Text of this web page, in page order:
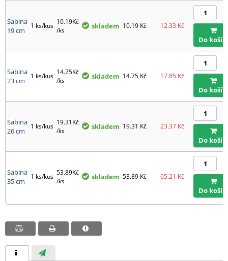
Sabina
19 cm
1 ks/kus 10.19Kč
/ks skladem 10.19 Kč 12.33 Kč
Do
Sabina
23 cm
1 ks/kus 14.75Kč
/ks skladem 14.75 Kč 17.85 Kč
Do
Sabina
26 cm
1 ks/kus 19.31Kč
/ks skladem 19.31 Kč 23.37 Kč
Do
Sabina
35 cm
1 ks/kus 53.89Kč
/ks skladem 53.89 Kč 65.21 Kč
Do